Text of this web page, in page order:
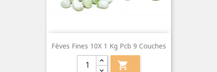
Fèves Fines 10X 1 Kg Pcb 9 Couches
